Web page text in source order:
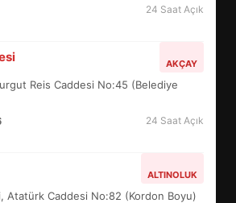
24 Saat Açık
AKÇAY
Reis Caddesi No:45 (Belediye
24 Saat Açık
ALTINOLUK
Atatürk Caddesi No:82 (Kordon Boyu)
YÖNETİM NASIL
GEÇİYOR: GÖZLER